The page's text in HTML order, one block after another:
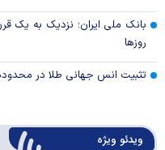
بانک ملی ایران؛ نزدیک به یک
روز‌ها
تثبیت انس جهانی طلا در محدوده ۴۳۵۰
ویدئو ویژه